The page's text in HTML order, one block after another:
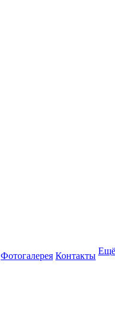
Фотогалерея Контакты Ещё